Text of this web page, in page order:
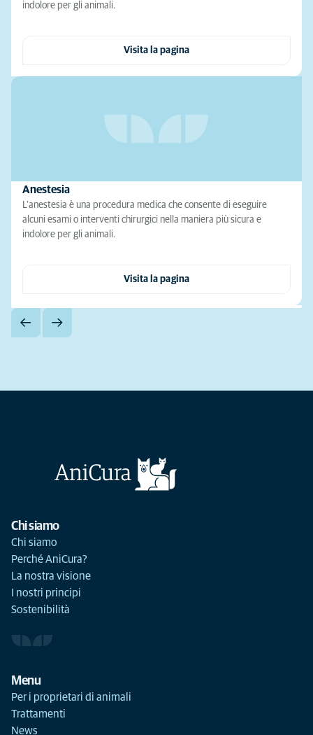
indolore per gli animali.
Visita la pagina
Anestesia
L’anestesia è una procedura medica che consente di eseguire
alcuni esami o interventi chirurgici nella maniera più sicura e
indolore per gli animali.
Visita la pagina
Chi siamo
Chi siamo
Perché AniCura?
La nostra visione
I nostri principi
Sostenibilità
Menu
Per i proprietari di animali
Trattamenti
News